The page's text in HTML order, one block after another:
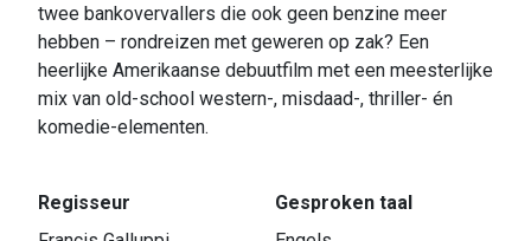
twee bankovervallers die ook geen benzine meer
hebben – rondreizen met geweren op zak? Een
heerlijke Amerikaanse debuutfilm met een meesterlijke
mix van old-school western-, misdaad-, thriller- én
komedie-elementen.
Regisseur
Gesproken taal